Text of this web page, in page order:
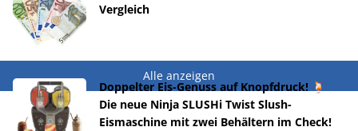
Vergleich
Alle anzeigen
Doppelter Eis-Genuss auf Knopfdruck! 🍹
Die neue Ninja SLUSHi Twist Slush-
Eismaschine mit zwei Behältern im Check!